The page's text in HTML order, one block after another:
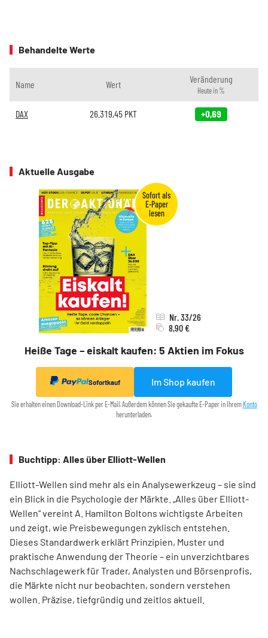
Behandelte Werte
Name Wert Veränderung
Heute in %
DAX 26.319,45 PKT +0,69
Aktuelle Ausgabe
Heiße Tage – eiskalt kaufen: 5 Aktien im Fokus
Nr. 33/26
8,90 €
Sofortkauf Im Shop kaufen
Sie erhalten einen Download-Link per E-Mail. Außerdem können Sie gekaufte E-Paper in Ihrem Konto
herunterladen.
Buchtipp: Alles über Elliott-Wellen
Elliott-Wellen sind mehr als ein Analysewerkzeug – sie sind
ein Blick in die Psychologie der Märkte. „Alles über Elliott-
Wellen“ vereint A. Hamilton Boltons wichtigste Arbeiten
und zeigt, wie Preisbewegungen zyklisch entstehen.
Dieses Standardwerk erklärt Prinzipien, Muster und
praktische Anwendung der Theorie – ein unverzichtbares
Nachschlagewerk für Trader, Analysten und Börsenprofis,
die Märkte nicht nur beobachten, sondern verstehen
wollen. Präzise, tiefgründig und zeitlos aktuell.